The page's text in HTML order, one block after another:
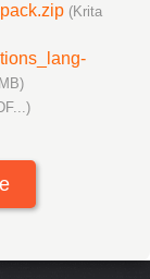
(Krita